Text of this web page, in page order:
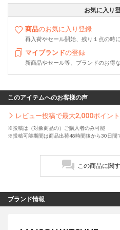
お気に入り
商品のお気に入り登録
再入荷やセール開始、残り１点の時
マイブランドの登録
新商品やセール等、ブランドのお得
このアイテムへのお客様の声
レビュー投稿で最大2,000ポイント
※投稿は（対象商品の）ご購入者のみ可能
※投稿可能期間は商品出荷48時間後から30日間
この商品に関
ブランド情報